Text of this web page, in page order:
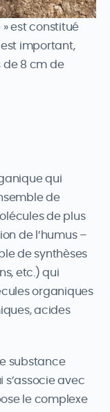
» est constitué
important,
de 8 cm de
qui
de
de plus
de l’humus –
de synthèses
etc.) qui
organiques
acides
substance
avec
le complexe